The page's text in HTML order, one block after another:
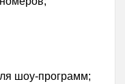
шоу-программ;